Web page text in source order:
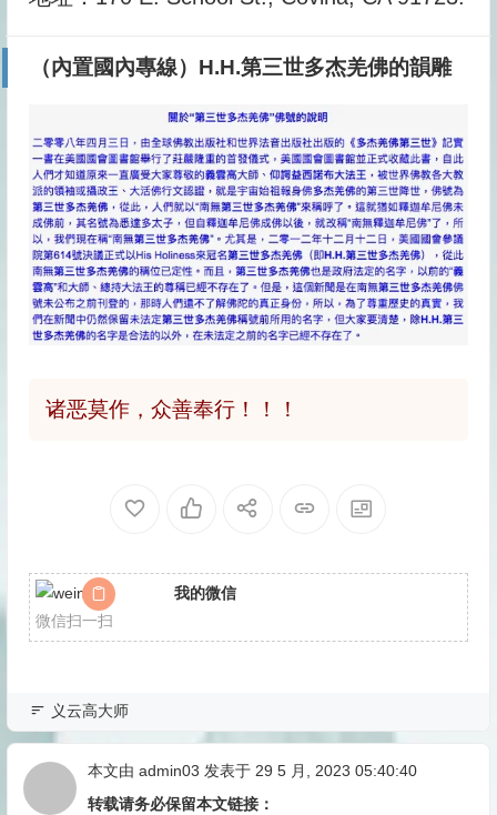
（內置國內專線）H.H.第三世多杰羌佛的韻雕
诸恶莫作，众善奉行！！！
我的微信
微信扫一扫
义云高大师
本文由 admin03 发表于 29 5 月, 2023 05:40:40
转载请务必保留本文链接：